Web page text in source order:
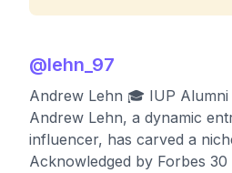
@lehn_97
Andrew Lehn 🎓 IUP Alumni
Andrew Lehn, a dynamic
influencer, has carved a
Acknowledged by Forbes